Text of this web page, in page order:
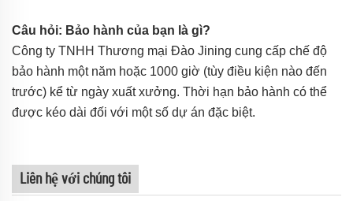
Câu hỏi: Bảo hành của bạn là gì?
Công ty TNHH Thương mại Đào Jining cung cấp chế độ
bảo hành một năm hoặc 1000 giờ (tùy điều kiện nào đến
trước) kể từ ngày xuất xưởng. Thời hạn bảo hành có thể
được kéo dài đối với một số dự án đặc biệt.
Liên hệ với chúng tôi